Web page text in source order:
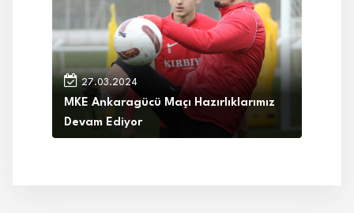
27.03.2024
MKE Ankaragücü Maçı Hazırlıklarımız
Devam Ediyor